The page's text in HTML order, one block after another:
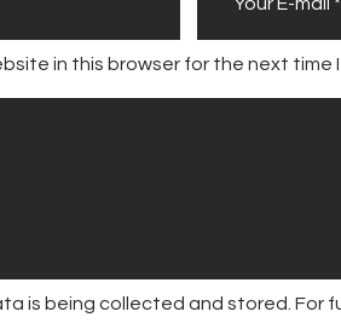
in this browser for the next time
is being collected and stored. For